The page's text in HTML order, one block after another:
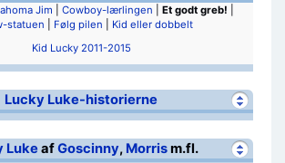
Jim Cowboy-lærlingen Et godt greb!
statuen
Følg pilen
Kid eller dobbelt
Kid Lucky 2011-2015
Lucky Luke-historierne
Luke afGoscinny, Morrism.fl.